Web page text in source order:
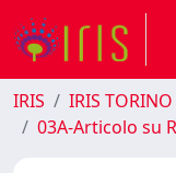
IRIS IRIS TORINO
03A-Articolo su